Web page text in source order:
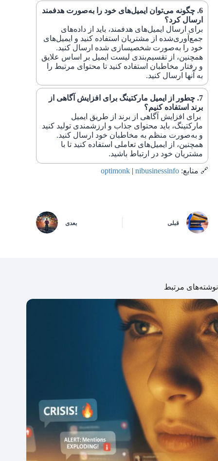
چگونه می‌توان ایمیل‌های خود را به‌صورت هدفمند
ارسال کرد؟
برای ارسال ایمیل‌های هدفمند، باید از داده‌های
جمع‌آوری‌شده از مشتریان استفاده کنید و ایمیل‌های
خود را به‌صورت شخصیسازی شده ارسال کنید.
همچنین، از تقسیم‌بندی لیست ایمیل بر اساس علایق
و رفتار مخاطبان استفاده کنید تا محتوای مرتبط را
به آنها ارسال کنید.
چطور از ایمیل مارکتینگ برای افزایش آگاهی از
برند استفاده کنیم؟
برای افزایش آگاهی از برند از طریق ایمیل
مارکتینگ، باید محتوای جذاب و ارزشمندی تولید کنید
و به‌صورت منظم به مخاطبان خود ارسال کنید.
همچنین، از ایمیل‌های تعاملی استفاده کنید تا با
مشتریان خود در ارتباط باشید.
🔗 منابع: optimonk | nibusinessinfo
قبلی بعدی
نوشته‌های مرتبط